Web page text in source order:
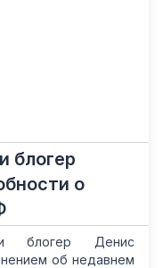
блогер
о
и блогер Денис
об недавнем